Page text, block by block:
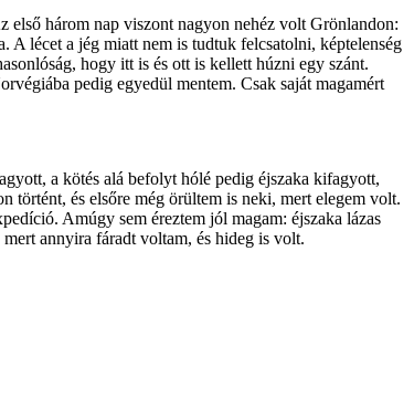
három nap viszont nagyon nehéz volt Grönlandon:
A lécet a jég miatt nem is tudtuk felcsatolni, képtelenség
hogy itt is és ott is kellett húzni egy szánt.
pedig egyedül mentem. Csak saját magamért
a kötés alá befolyt hólé pedig éjszaka kifagyott,
történt, és elsőre még örültem is neki, mert elegem volt.
Amúgy sem éreztem jól magam: éjszaka lázas
annyira fáradt voltam, és hideg is volt.